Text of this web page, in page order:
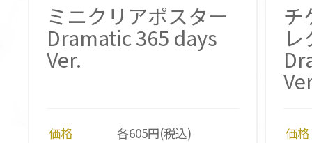
ミニクリアポスター
Dramatic 365 days
Ver.
価格
各605円(税込)
チ
価格